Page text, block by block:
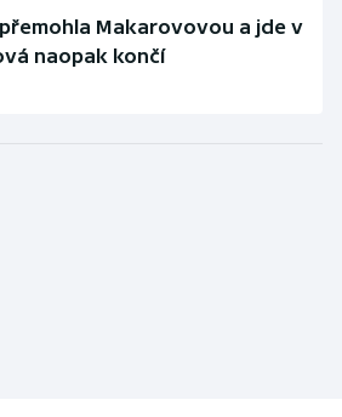
Makarovovou a jde v
naopak končí